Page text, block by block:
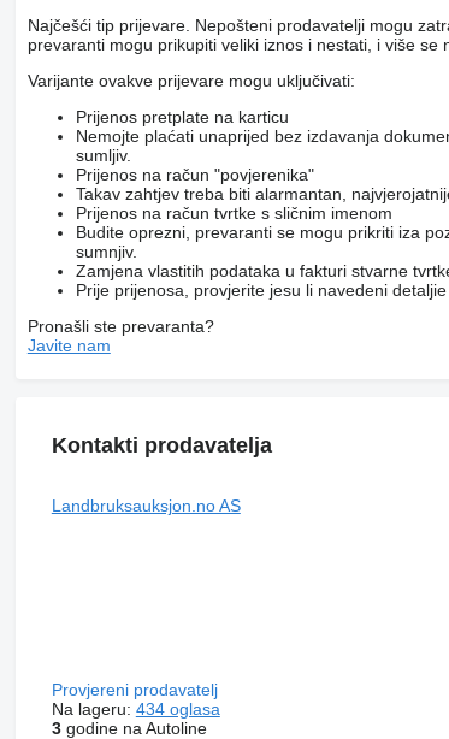
Najčešći tip prijevare. Nepošteni prodavatelji mogu
prevaranti mogu prikupiti veliki iznos i nestati, i više se
Varijante ovakve prijevare mogu uključivati:
Prijenos pretplate na karticu
Nemojte plaćati unaprijed bez izdavanja
sumljiv.
Prijenos na račun "povjerenika"
Takav zahtjev treba biti alarmantan,
Prijenos na račun tvrtke s sličnim imenom
Budite oprezni, prevaranti se mogu prikriti iza
sumnjiv.
Zamjena vlastitih podataka u fakturi stvarne
Prije prijenosa, provjerite jesu li navedeni
Pronašli ste prevaranta?
Javite nam
Kontakti prodavatelja
Landbruksauksjon.no AS
Provjereni prodavatelj
Na lageru: 434 oglasa
3godine na Autoline